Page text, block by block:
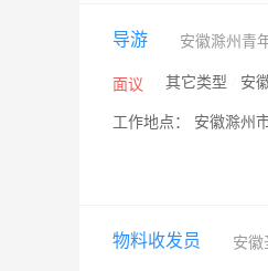
导游 安徽滁州青
面议 其它类型 安
工作地点： 安徽滁州
物料收发员 安徽